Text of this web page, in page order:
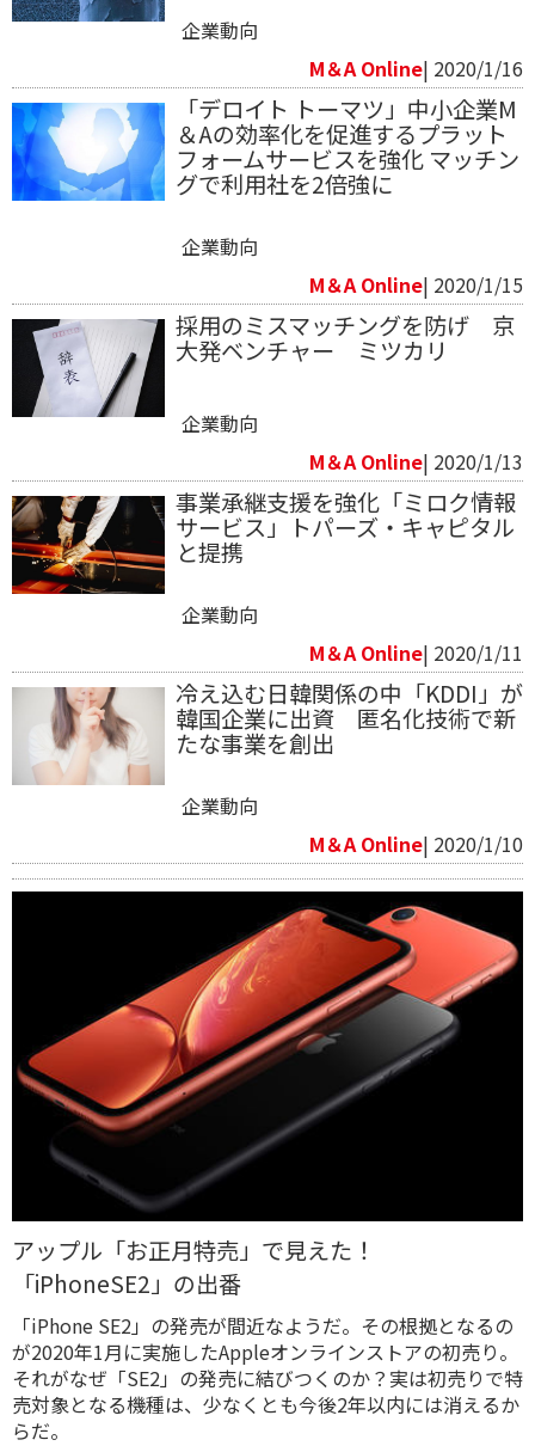
企業動向
M＆A Online| 2020/1/16
「デロイト トーマツ」中小企業M
＆Aの効率化を促進するプラット
フォームサービスを強化 マッチン
グで利用社を2倍強に
企業動向
M＆A Online| 2020/1/15
採用のミスマッチングを防げ 京
大発ベンチャー ミツカリ
企業動向
M＆A Online| 2020/1/13
事業承継支援を強化「ミロク情報
サービス」トパーズ・キャピタル
と提携
企業動向
M＆A Online| 2020/1/11
冷え込む日韓関係の中「KDDI」が
韓国企業に出資 匿名化技術で新
たな事業を創出
企業動向
M＆A Online| 2020/1/10
アップル「お正月特売」で見えた！
「iPhoneSE2」の出番
「iPhone SE2」の発売が間近なようだ。その根拠となるの
が2020年1月に実施したAppleオンラインストアの初売り。
それがなぜ「SE2」の発売に結びつくのか？実は初売りで特
売対象となる機種は、少なくとも今後2年以内には消えるか
らだ。